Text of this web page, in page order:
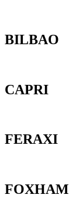
BILBAO
CAPRI
FERAXI
FOXHAM